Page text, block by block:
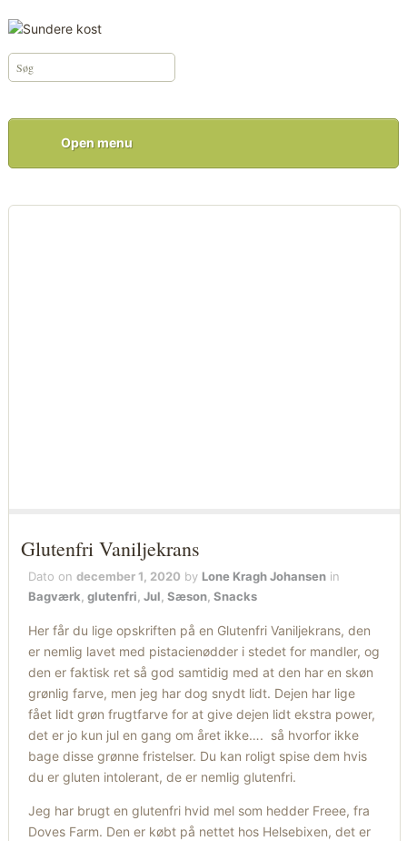
Open menu
Glutenfri Vaniljekrans
Dato ondecember 1, 2020 by Lone Kragh Johansen in
Bagværk ,glutenfri ,Jul ,Sæson ,Snacks
Her får du lige opskriften på en Glutenfri Vaniljekrans, den
er nemlig lavet med pistacienødder i stedet for mandler, og
den er faktisk ret så god samtidig med at den har en skøn
grønlig farve, men jeg har dog snydt lidt. Dejen har lige
fået lidt grøn frugtfarve for at give dejen lidt ekstra power,
det er jo kun jul en gang om året ikke…. så hvorfor ikke
bage disse grønne fristelser. Du kan roligt spise dem hvis
du er gluten intolerant, de er nemlig glutenfri.
Jeg har brugt en glutenfri hvid mel som hedder Freee, fra
Doves Farm. Den er købt på nettet hos Helsebixen, det er